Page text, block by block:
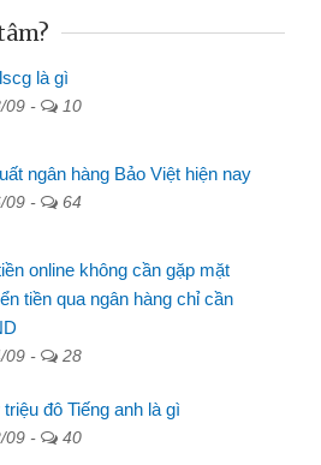
là gì
09 - 10
ngân hàng Bảo Việt hiện nay
09 - 64
online không cần gặp mặt
tiền qua ngân hàng chỉ cần
09 - 28
triệu đô Tiếng anh là gì
09 - 40